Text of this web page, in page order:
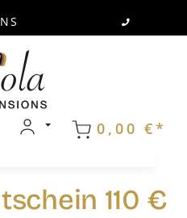
0,00 €*
110 €